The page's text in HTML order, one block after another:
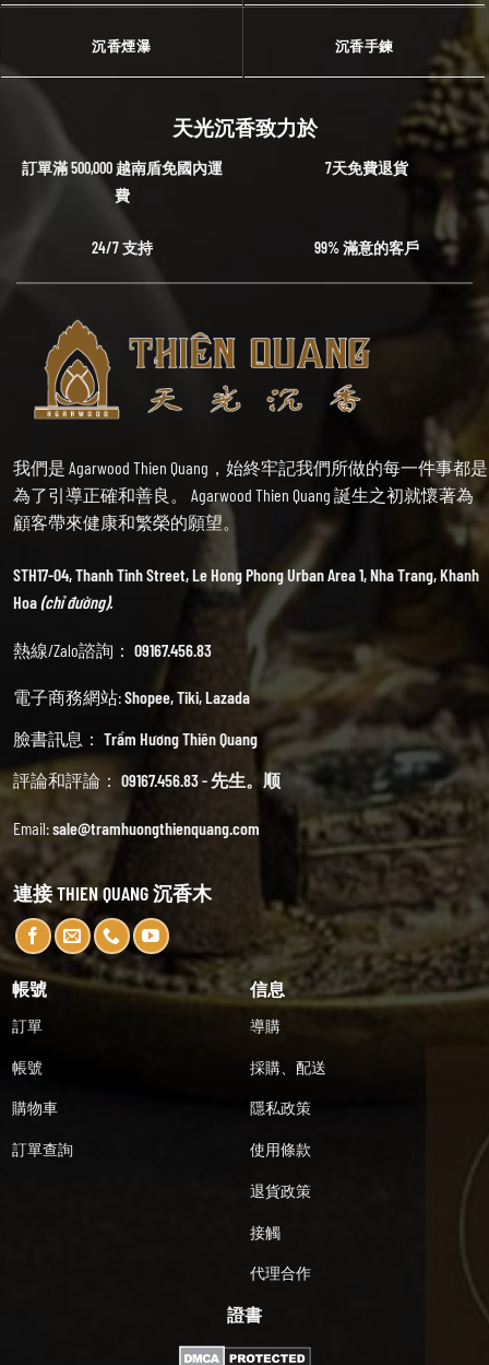
沉香煙瀑 沉香手鍊
天光沉香致力於
訂單滿 500,000 越南盾免國內運
費
7天免費退貨
24/7 支持 99% 滿意的客戶
我們是 Agarwood Thien Quang，始終牢記我們所做的每一件事都是
為了引導正確和善良。 Agarwood Thien Quang 誕生之初就懷著為
顧客帶來健康和繁榮的願望。
STH17-04, Thanh Tinh Street, Le Hong Phong Urban Area 1, Nha Trang, Khanh
Hoa(chỉ đường).
熱線/Zalo諮詢： 09167.456.83
電子商務網站:Shopee,Tiki,Lazada
臉書訊息： Trầm Hương Thiên Quang
評論和評論： 09167.456.83 - 先生。顺
Email:sale@tramhuongthienquang.com
連接 THIEN QUANG 沉香木
帳號
訂單
帳號
購物車
訂單查詢
信息
導購
採購、配送
隱私政策
使用條款
退貨政策
接觸
代理合作
證書